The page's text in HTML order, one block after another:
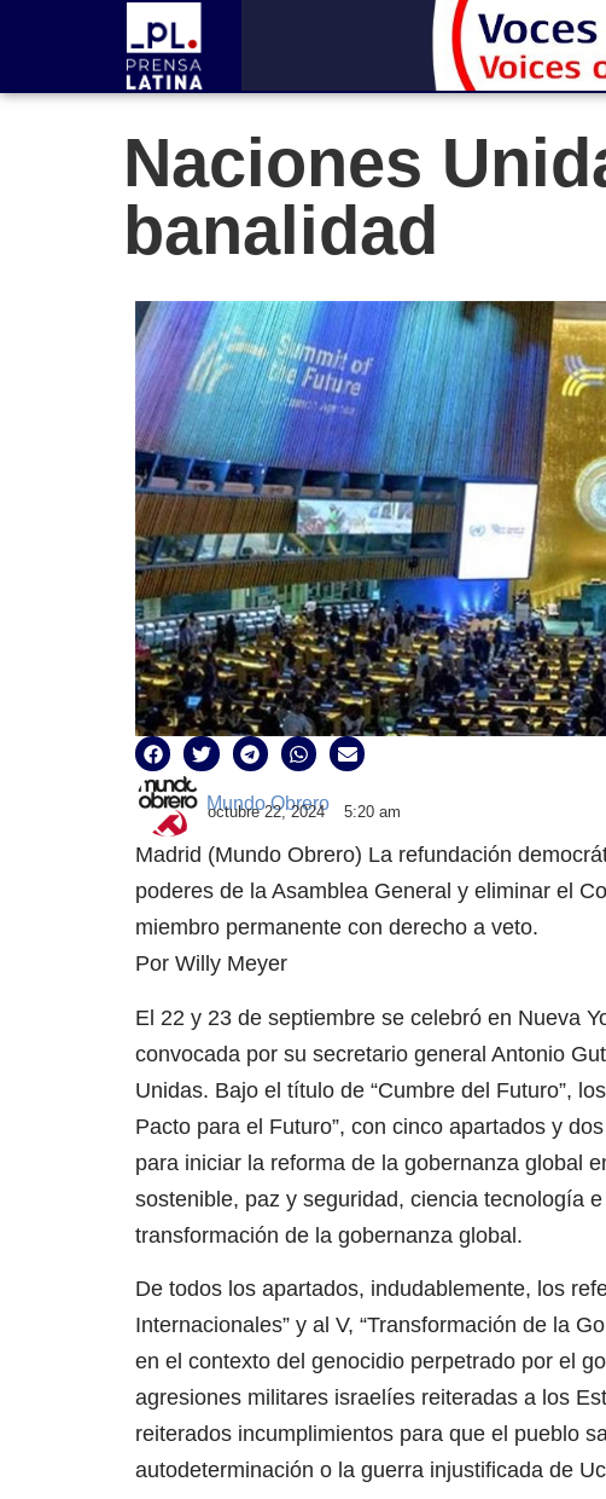
Naciones
banalidad
Mundo Obrero
octubre 22, 2024 5:20 am
Madrid (Mundo Obrero) La refundación
poderes de la Asamblea General y eliminar el
miembro permanente con derecho a veto.
Por Willy Meyer
El 22 y 23 de septiembre se celebró en Nueva
convocada por su secretario general Antonio
Unidas. Bajo el título de “Cumbre del Futuro”,
Pacto para el Futuro”, con cinco apartados y
para iniciar la reforma de la gobernanza global
sostenible, paz y seguridad, ciencia tecnología
transformación de la gobernanza global.
De todos los apartados, indudablemente, los
Internacionales” y al V, “Transformación de la
en el contexto del genocidio perpetrado por el
agresiones militares israelíes reiteradas a los
reiterados incumplimientos para que el pueblo
autodeterminación o la guerra injustificada de